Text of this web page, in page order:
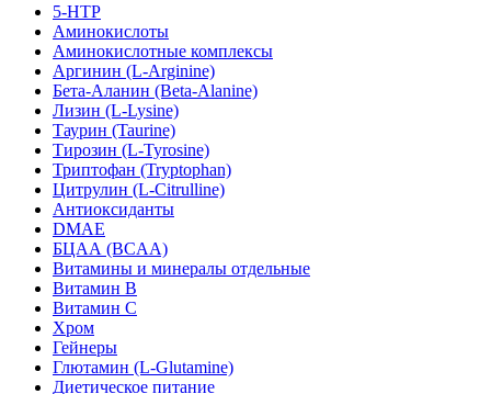
5-HTP
Аминокислоты
Аминокислотные комплексы
Аргинин (L-Arginine)
Бета-Аланин (Beta-Alanine)
Лизин (L-Lysine)
Таурин (Taurine)
Тирозин (L-Tyrosine)
Триптофан (Tryptophan)
Цитрулин (L-Citrulline)
Антиоксиданты
DMAE
БЦАА (BCAA)
Витамины и минералы отдельные
Витамин B
Витамин C
Хром
Гейнеры
Глютамин (L-Glutamine)
Диетическое питание